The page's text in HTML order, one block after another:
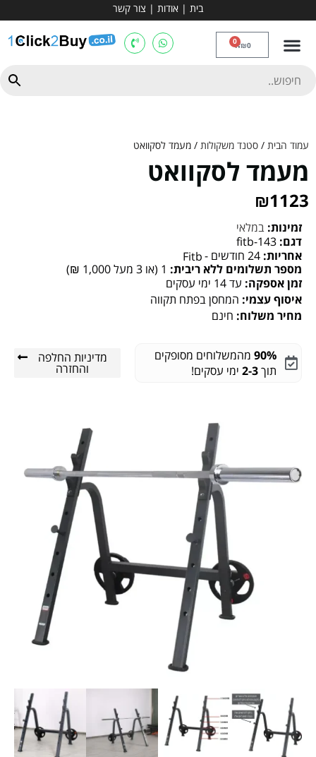
בית | אודות | צור קשר
₪0
0
עמוד הבית / סטנד משקולות / מעמד לסקוואט
מעמד לסקוואט
₪1123
זמינות: במלאי
דגם: fitb-143
אחריות: 24 חודשים -
Fitb
מספר תשלומים ללא ריבית: 1 (או 3 מעל 1,000 ₪)
זמן אספקה: עד 14 ימי עסקים
איסוף עצמי: המחסן בפתח תקווה
מחיר משלוח: חינם
90% מהמשלוחים מסופקים
תוך2-3 ימי עסקים!
מדיניות החלפה
והחזרה